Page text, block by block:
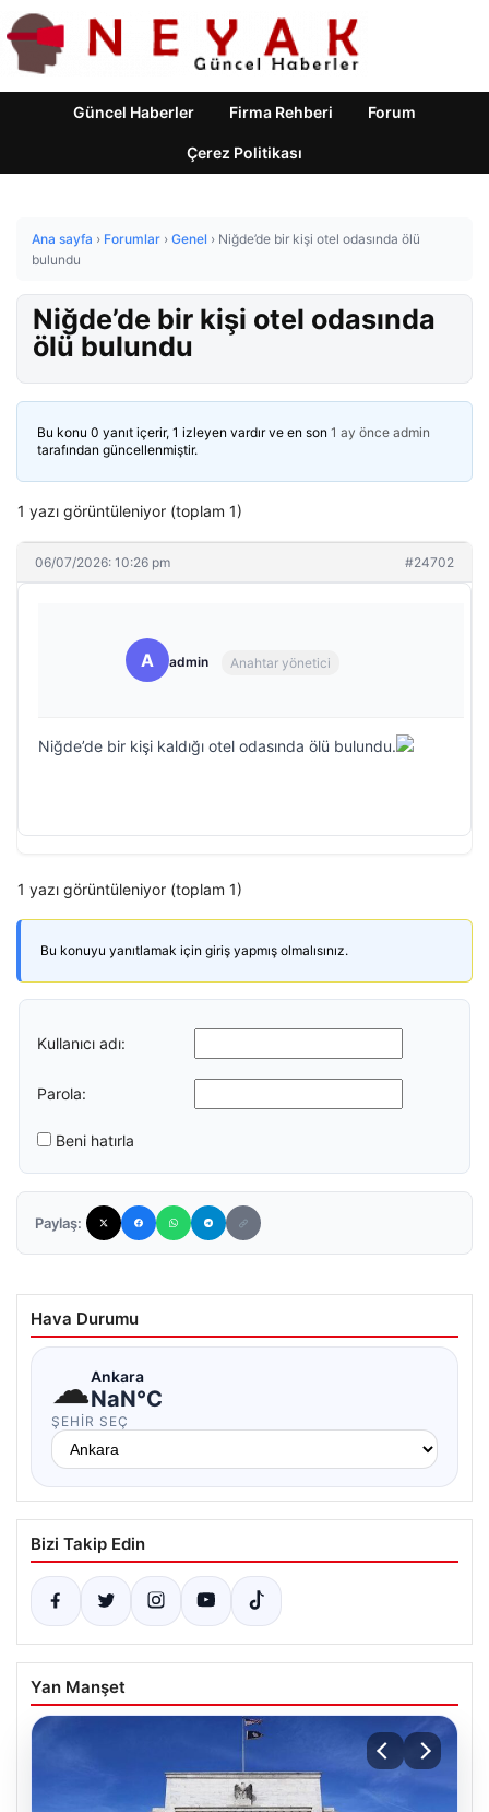
Güncel Haberler Firma Rehberi Forum
Çerez Politikası
Ana sayfa › Forumlar › Genel › Niğde’de bir kişi otel odasında ölü
bulundu
Niğde’de bir kişi otel odasında
ölü bulundu
Bu konu 0 yanıt içerir, 1 izleyen vardır ve en son 1 ay önce admin
tarafından güncellenmiştir.
1 yazı görüntüleniyor (toplam 1)
06/07/2026: 10:26 pm #24702
A admin Anahtar yönetici
Niğde’de bir kişi kaldığı otel odasında ölü bulundu.
1 yazı görüntüleniyor (toplam 1)
Bu konuyu yanıtlamak için giriş yapmış olmalısınız.
Kullanıcı adı:
Parola:
Beni hatırla
Paylaş:
Hava Durumu
☁Ankara
NaN°C
ŞEHIR SEÇ
Bizi Takip Edin
Yan Manşet